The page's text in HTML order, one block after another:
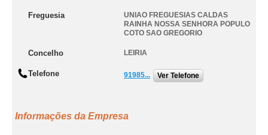
Freguesia
UNIAO FREGUESIAS CALDAS
RAINHA NOSSA SENHORA POPULO
COTO SAO GREGORIO
Concelho LEIRIA
Telefone 91985... Ver Telefone
Informações da Empresa